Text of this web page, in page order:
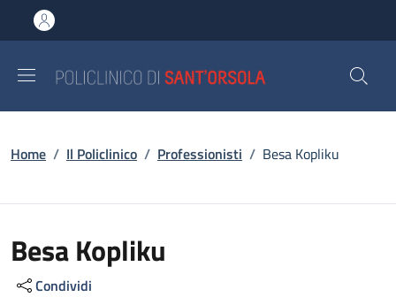
al contenuto principale
to footer content
Briciole di pane
Home / Il Policlinico / Professionisti / Besa Kopliku
Besa Kopliku
Condividi